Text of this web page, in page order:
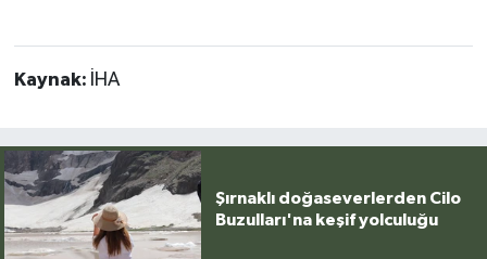
Kaynak: İHA
Şırnaklı doğaseverlerden Cilo
Buzulları'na keşif yolculuğu